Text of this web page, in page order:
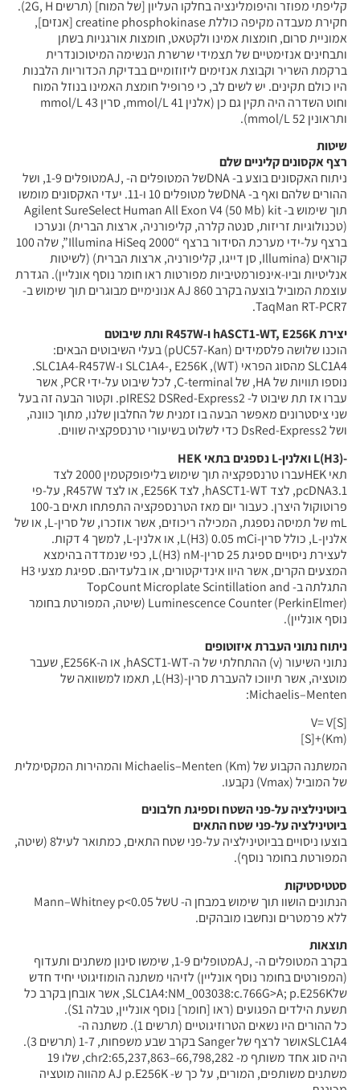
קליפתי מפוזר והיפומלינציה בחלקו העליון [של המוח] (תרשים 2G, H).
חקירת מעבדה מקיפה כוללת creatine phosphokinase [אנזים],
אמוניית סרום, חומצות אמינו ולקטאט, חומצות אורגניות בשתן
ותבחינים אנזימטיים של תצמידי שרשרת הנשימה המיטוכונדרית
ברקמת השריר וקבוצת אנזימים ליזוזומיים בבדיקת הכדוריות הלבנות
היו כולם תקינים. יש לשים לב, כי פרופיל חומצת האמינו בנוזל המוח
וחוט השדרה היה תקין גם כן (אלנין 41 mmol/L, סרין 43 mmol/L
ותראונין 52 mmol/L).
שיטות
רצף אקסונים קליניים שלם
ניתוח האקסונים בוצע ב- DNAשל המטופלים ה- ,AJמטופלים 1-9, ושל
ההורים שלהם ואף ב- DNAשל מטופלים 10 ו-11. יעדי האקסונים מומשו
תוך שימוש ב- Agilent SureSelect Human All Exon V4 (50 Mb) kit
(טכנולוגיות זריזות, סנטה קלרה, קליפורניה, ארצות הברית) ונערכו
ברצף על-ידי מערכת הסידור ברצף “Illumina HiSeq 2000”, שלה 100
קוראים (Illumina, סן דייגו, קליפורניה, ארצות הברית) (לשיטות
אנליטיות וביו-אינפורמטיביות מפורטות ראו חומר נוסף אונליין). הגדרת
עוצמת המוביל בוצעה בקרב 860 AJ אנונימיים מבוגרים תוך שימוש ב-
TaqMan RT-PCR7.
יצירת hASCT1-WT, E256K ו-R457W ותת שיבוטם
הוכנו שלושה פלסמידים (pUC57-Kan) בעלי השיבוטים הבאים:
SLC1A4 מהסוג הפראי (WT), SLC1A4-, E256K ו-SLC1A4-R457W.
נוספו תוויות של HA, של C-terminal, לכל שיבוט על-ידי PCR, אשר
עברו אז תת שיבוט ל- pIRES2 DSRed-Express2. וקטור הבעה זה בעל
שני ציסטרונים מאפשר הבעה בו זמנית של החלבון שלנו, מתוך כוונה,
ושל DsRed-Express2 כדי לשלוט בשיעורי טרנספקציה שווים.
-L(H3) ואלנין-L נספגים בתאי HEK
תאי HEKעברו טרנספקציה תוך שימוש בליפופקטמין 2000 לצד
pcDNA3.1, לצד hASCT1-WT, לצד E256K, או לצד R457W, על-פי
פרוטוקול היצרן. כעבור יום מאז הטרנספקציה התפתחו תאים ב-100
mL של תמיסה נספגת, המכילה ריכוזים, אשר אוזכרו, של סרין-L, או של
אלנין-L, כולל סרין-L(H3) 0.05 mCi, או אלנין-L, למשך 4 דקות.
לעצירת ניסויים ספיגת 25 סרין-L(H3) nM, כפי שנמדדה בהימצא
המצעים הקרים, אשר היוו אינדיקטורים, או בלעדיהם. ספיגת מצעי H3
התגלתה ב- TopCount Microplate Scintillation and
Luminescence Counter (PerkinElmer) (שיטה, המפורטת בחומר
נוסף אונליין).
ניתוח נתוני העברת איזוטופים
נתוני השיעור (v) ההתחלתי של ה-hASCT1-WT, או ה-E256K, שעבר
מוטציה, אשר תיווכו להעברת סרין-L(H3), תאמו למשוואה של
Michaelis–Menten:
V= V[S]
(Km)+[S]
המשתנה הקבוע של Michaelis–Menten (Km) והמהירות המקסימלית
של המוביל (Vmax) נקבעו.
ביוטינילציה על-פני השטח וספיגת חלבונים
ביוטינילציה על-פני שטח התאים
בוצעו ניסויים בביוטינילציה על-פני שטח התאים, כמתואר לעיל8 (שיטה,
המפורטת בחומר נוסף).
סטטיסטיקות
הנתונים הושוו תוך שימוש במבחן ה- Uשל Mann–Whitney p<0.05
ללא פרמטרים ונחשבו מובהקים.
תוצאות
בקרב המטופלים ה- ,AJמטופלים 1-9, שימשו סינון משתנים ותעדוף
(המפורטים בחומר נוסף אונליין) לזיהוי משתנה הומוזיגוטי יחיד חדש
שלSLC1A4:NM_003038:c.766G>A; p.E256K, אשר אובחן בקרב כל
תשעת הילדים הפגועים (ראו [חומר] נוסף אונליין, טבלה S1).
כל ההורים היו נשאים הטרוזיגוטיים (תרשים 1). משתנה ה-
SLC1A4אושר לרצף של Sanger בקרב שבע משפחות, 1-7 (תרשים 3).
היה סוג אחד משותף מ- chr2:65,237,863–66,798,282, שלו 19
משתנים משותפים, המורים, על כך ש- AJ p.E256K מהווה מוטציה